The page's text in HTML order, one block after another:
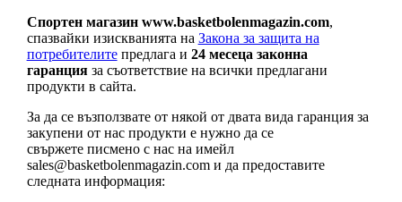
Спортен магазин www.basketbolenmagazin.com,
спазвайки изискванията на Закона за защита на
потребителитепредлага и 24 месеца законна
гаранцияза съответствие на всички предлагани
продукти в сайта.
За да се възползвате от някой от двата вида гаранция за
закупени от нас продукти е нужно да се
свържете писмено с нас на имейл
sales@basketbolenmagazin.comи да предоставите
следната информация: